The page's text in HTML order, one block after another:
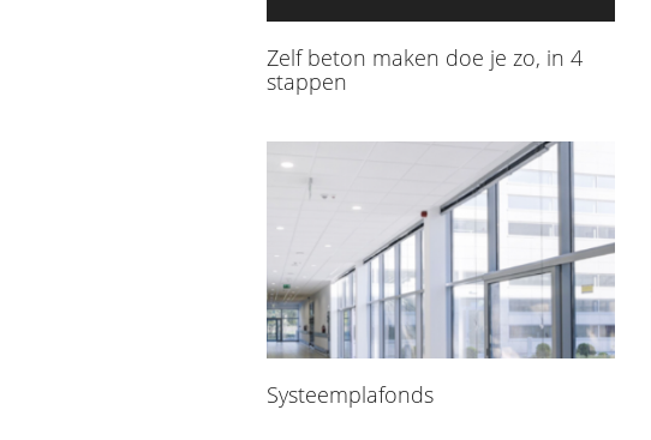
Zelf beton maken doe je zo, in 4
stappen
Systeemplafonds